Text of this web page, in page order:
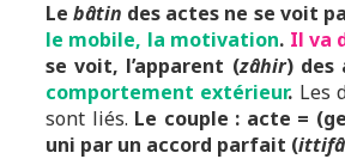
Lebâtin des actes ne se voit
le mobile, la motivation. Il va
se voit, l’apparent (zâhir) des
comportement extérieur. Les
sont liés. Le couple : acte =
uni par un accord parfait (